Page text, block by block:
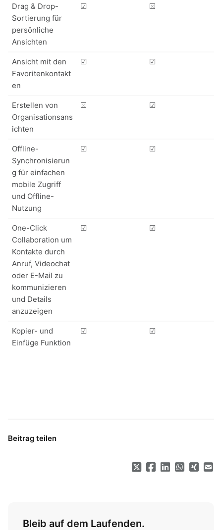
Drag & Drop-
Sortierung für
persönliche
Ansichten
☑ ⮽
Ansicht mit den
Favoritenkontakt
en
☑ ☑
Erstellen von
Organisationsans
ichten
⮽ ☑
Offline-
Synchronisierun
g für einfachen
mobile Zugriff
und Offline-
Nutzung
☑ ☑
One-Click
Collaboration um
Kontakte durch
Anruf, Videochat
oder E-Mail zu
kommunizieren
und Details
anzuzeigen
☑ ☑
Kopier- und
Einfüge Funktion
☑ ☑
Beitrag teilen
Bleib auf dem Laufenden.